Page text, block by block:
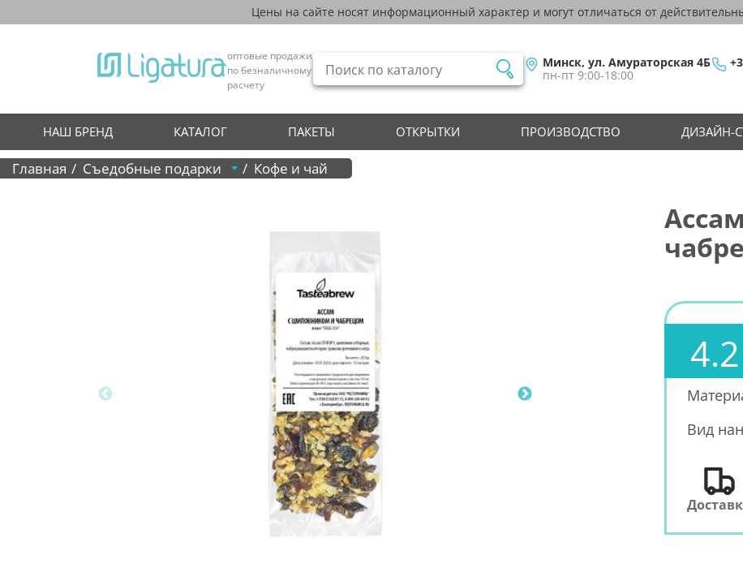
Цены на сайте носят информационный характер и могут отличаться от
оптовые продажи
по безналичному
расчету
Минск, ул. Амураторская 4Б
пн-пт 9:00-18:00
НАШ БРЕНД КАТАЛОГ ПАКЕТЫ ОТКРЫТКИ ПРОИЗВОДСТВО ДИЗАЙН-
Главная Съедобные подарки Кофе и чай
4.2
Вид